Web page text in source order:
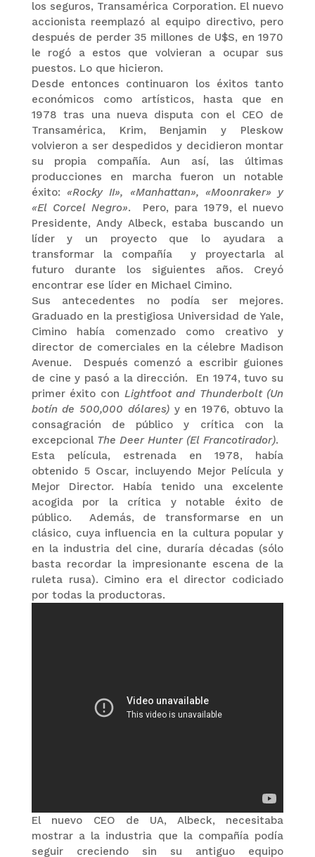
los seguros, Transamérica Corporation. El nuevo
accionista reemplazó al equipo directivo, pero
después de perder 35 millones de U$S, en 1970
le rogó a estos que volvieran a ocupar sus
puestos. Lo que hicieron.
Desde entonces continuaron los éxitos tanto
económicos como artísticos, hasta que en
1978 tras una nueva disputa con el CEO de
Transamérica, Krim, Benjamin y Pleskow
volvieron a ser despedidos y decidieron montar
su propia compañía. Aun así, las últimas
producciones en marcha fueron un notable
éxito: «Rocky II», «Manhattan», «Moonraker» y
«El Corcel Negro». Pero, para 1979, el nuevo
Presidente, Andy Albeck, estaba buscando un
líder y un proyecto que lo ayudara a
transformar la compañía y proyectarla al
futuro durante los siguientes años. Creyó
encontrar ese líder en Michael Cimino.
Sus antecedentes no podía ser mejores.
Graduado en la prestigiosa Universidad de Yale,
Cimino había comenzado como creativo y
director de comerciales en la célebre Madison
Avenue. Después comenzó a escribir guiones
de cine y pasó a la dirección. En 1974, tuvo su
primer éxito con Lightfoot and Thunderbolt (Un
botín de 500,000 dólares)y en 1976, obtuvo la
consagración de público y crítica con la
excepcional The Deer Hunter (El Francotirador).
Esta película, estrenada en 1978, había
obtenido 5 Oscar, incluyendo Mejor Película y
Mejor Director. Había tenido una excelente
acogida por la crítica y notable éxito de
público. Además, de transformarse en un
clásico, cuya influencia en la cultura popular y
en la industria del cine, duraría décadas (sólo
basta recordar la impresionante escena de la
ruleta rusa). Cimino era el director codiciado
por todas la productoras.
El nuevo CEO de UA, Albeck, necesitaba
mostrar a la industria que la compañía podía
seguir creciendo sin su antiguo equipo